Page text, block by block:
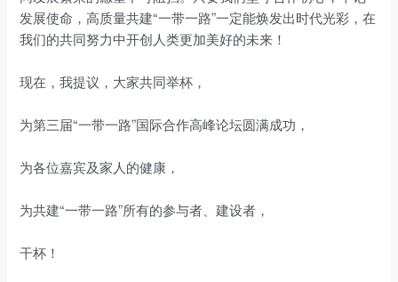
发展使命，高质量共建“一带一路”一定能焕发出时代光彩，在
我们的共同努力中开创人类更加美好的未来！
现在，我提议，大家共同举杯，
为第三届“一带一路”国际合作高峰论坛圆满成功，
为各位嘉宾及家人的健康，
为共建“一带一路”所有的参与者、建设者，
干杯！